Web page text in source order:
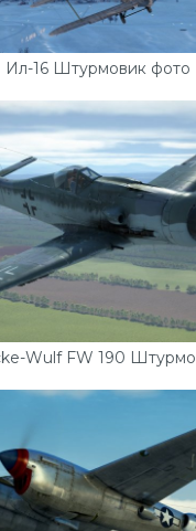
Ил-16 Штурмовик фото
Wulf FW 190